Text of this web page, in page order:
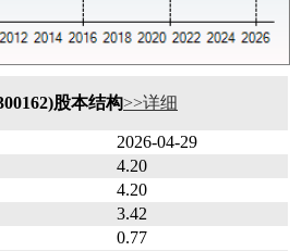
股本结构>>详细
2026-04-29
4.20
4.20
3.42
0.77